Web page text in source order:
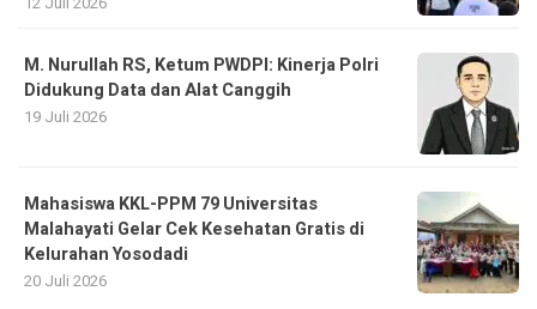
M. Nurullah RS, Ketum PWDPI: Kinerja Polri
Didukung Data dan Alat Canggih
19 Juli 2026
Mahasiswa KKL-PPM 79 Universitas
Malahayati Gelar Cek Kesehatan Gratis di
Kelurahan Yosodadi
20 Juli 2026